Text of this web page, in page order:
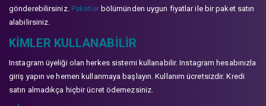
gönderebilirsiniz. Paketlerbölümünden uygun fiyatlar ile bir paket satın
alabilirsiniz.
KIMLER KULLANABILIR
Instagram üyeliği olan herkes sistemi kullanabilir. Instagram hesabınızla
giriş yapın ve hemen kullanmaya başlayın. Kullanım ücretsizdir. Kredi
satın almadıkça hiçbir ücret ödemezsiniz.